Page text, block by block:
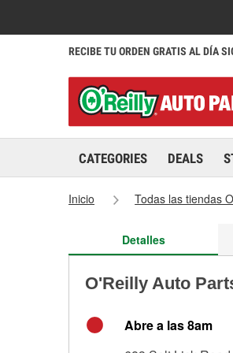
RECIBE TU ORDEN GRATIS AL DÍA
CATEGORIES DEALS
Inicio Todas las tiendas
Detalles
O'Reilly Auto
Abre a las 8am